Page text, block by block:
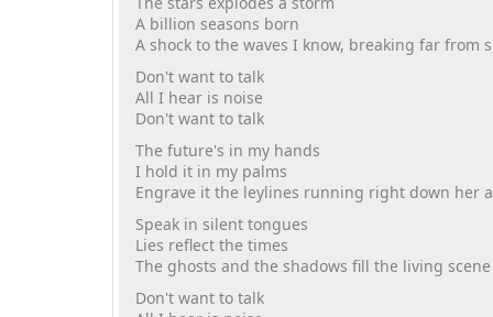
A billion seasons born
A shock to the waves I know, breaking far from
Don't want to talk
All I hear is noise
Don't want to talk
The future's in my hands
I hold it in my palms
Engrave it the leylines running right down her
Speak in silent tongues
Lies reflect the times
The ghosts and the shadows fill the living scene
Don't want to talk